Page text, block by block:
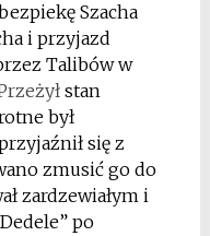
Szacha
i przyjazd
Talibów w
stan
był
się z
zmusić go do
zardzewiałym i
po